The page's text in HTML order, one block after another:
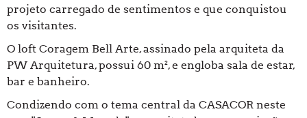
projeto carregado de sentimentos e que conquistou
os visitantes.
O loft Coragem Bell Arte, assinado pela arquiteta da
PW Arquitetura, possui 60 m², e engloba sala de estar,
bar e banheiro.
Condizendo com o tema central da CASACOR neste